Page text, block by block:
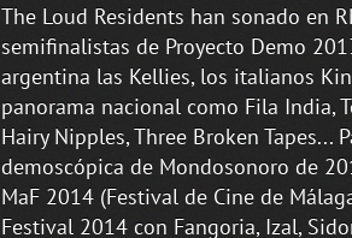
The Loud Residents han sonado en
semifinalistas de Proyecto Demo
argentina las Kellies, los italianos
panorama nacional como Fila India,
Hairy Nipples, Three Broken Tapes...
demoscópica de Mondosonoro de
MaF 2014 (Festival de Cine de
Festival 2014 con Fangoria, Izal,